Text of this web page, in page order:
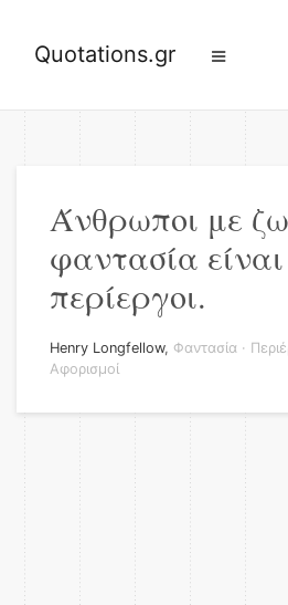
Quotations.gr
Άνθρωποι με
φαντασία
περίεργοι.
Henry Longfellow, Φαντασία ·
Αφορισμοί